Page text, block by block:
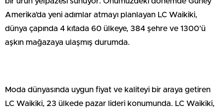
Amerika’da yeni adımlar atmayı planlayan LC Waikiki,
dünya çapında 4 kıtada 60 ülkeye, 384 şehre ve 1300’ü
aşkın mağazaya ulaşmış durumda.
Moda dünyasında uygun fiyat ve kaliteyi bir araya getiren
LC Waikiki, 23 ülkede pazar lideri konumunda. LC Waikiki,